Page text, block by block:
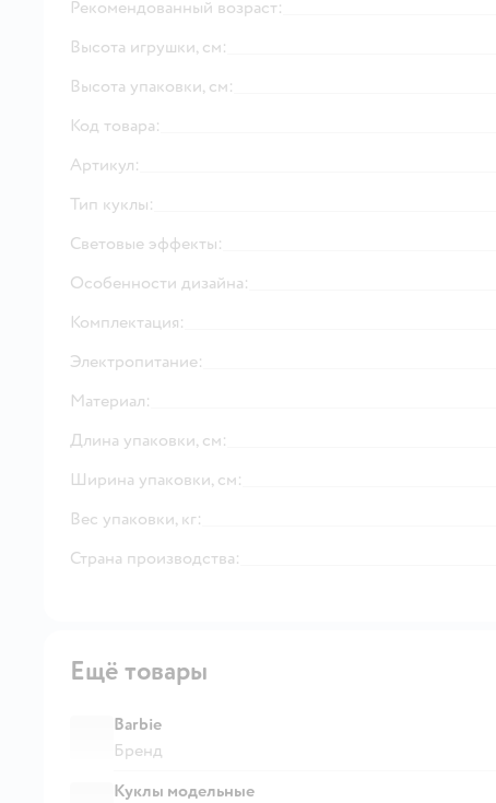
Рекомендованный возраст:
Высота игрушки, см:
Высота упаковки, см:
Код товара:
Артикул:
Тип куклы:
Световые эффекты:
Особенности дизайна:
Комплектация:
Электропитание:
Материал:
Длина упаковки, см:
Ширина упаковки, см:
Вес упаковки, кг:
Страна производства:
Ещё товары
Barbie
Бренд
Куклы модельные